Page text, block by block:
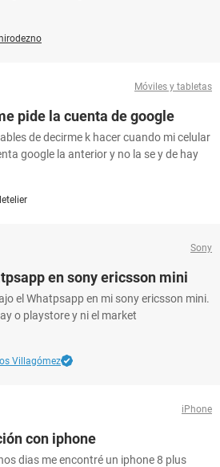
Móviles y tabletas
pide la cuenta de google
de decirme k hacer cuando mi celular
google la anterior y no la se y de hay
Sony
en sony ericsson mini
el Whatpsapp en mi sony ericsson mini.
o playstore y ni el market
Villagómez
iPhone
con iphone
dias me encontré un iphone 8 plus